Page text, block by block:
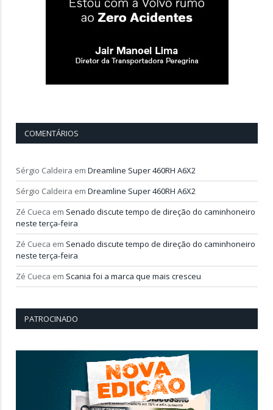
COMENTÁRIOS
Sérgio Caldeira em Dreamline Super 460RH A6X2
Sérgio Caldeira em Dreamline Super 460RH A6X2
Zé Cueca em Senado discute tempo de direção do caminhoneiro
neste terça-feira
Zé Cueca em Senado discute tempo de direção do caminhoneiro
neste terça-feira
Zé Cueca em Scania foi a marca que mais cresceu
PATROCINADO